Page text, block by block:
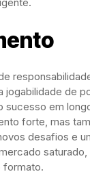
jogabilidade de
sucesso em
forte, mas
desafios e
saturado,
formato.